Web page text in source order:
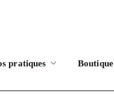
pratiques Boutique